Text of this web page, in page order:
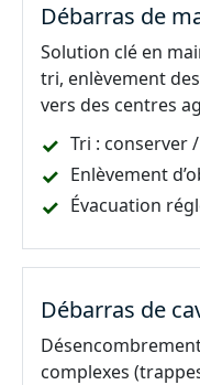
Débarras de
Solution clé en
tri, enlèvement
vers des centres
Tri : conserver
Enlèvement
Évacuation
Débarras de
complexes